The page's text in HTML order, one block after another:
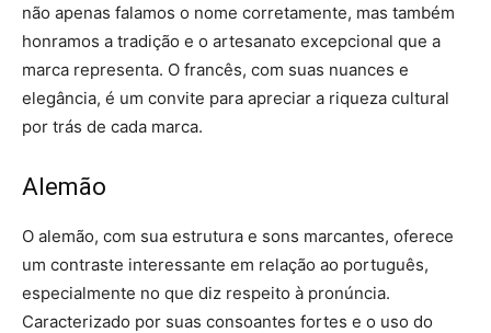
não apenas falamos o nome corretamente, mas também
honramos a tradição e o artesanato excepcional que a
marca representa. O francês, com suas nuances e
elegância, é um convite para apreciar a riqueza cultural
por trás de cada marca.
Alemão
O alemão, com sua estrutura e sons marcantes, oferece
um contraste interessante em relação ao português,
especialmente no que diz respeito à pronúncia.
Caracterizado por suas consoantes fortes e o uso do